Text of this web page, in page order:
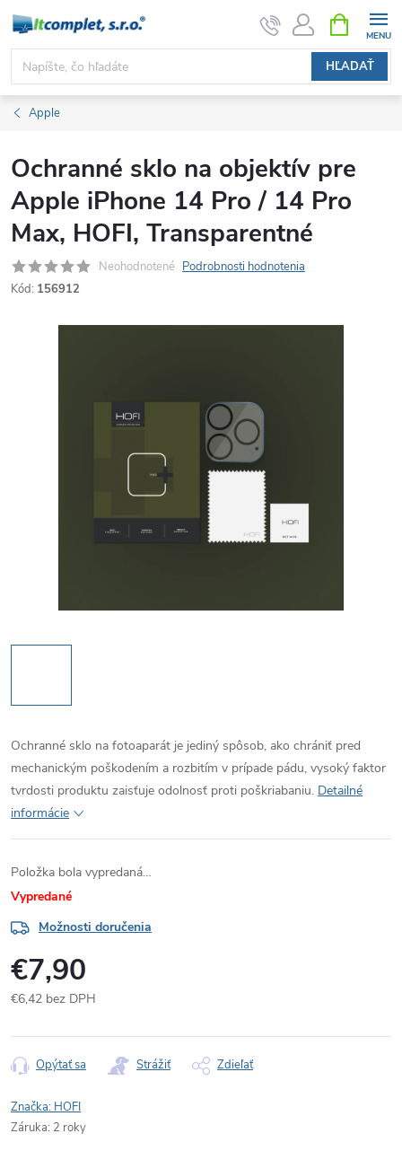
Prejsť
obsah
HĽADAŤ
KOŠÍK
Apple
Ochranné sklo na objektív pre
Apple iPhone 14 Pro / 14 Pro
Max, HOFI, Transparentné
Neohodnotené Podrobnosti hodnotenia
Kód: 156912
Ochranné sklo na fotoaparát je jediný spôsob, ako chrániť pred
mechanickým poškodením a rozbitím v prípade pádu, vysoký faktor
tvrdosti produktu zaisťuje odolnosť proti poškriabaniu. Detailné
informácie
Položka bola vypredaná…
Vypredané
Možnosti doručenia
€7,90
€6,42 bez DPH
cena:
Opýtať sa Strážiť Zdieľať
Značka: HOFI
Záruka: 2 roky